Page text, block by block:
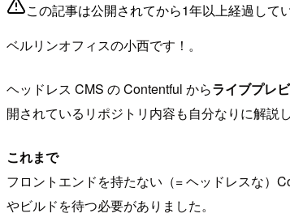
この記事は公開されてから1年以上経過して
ベルリンオフィスの小西です！。
ヘッドレス CMS の Contentful からライブプレ
開されているリポジトリ内容も自分なりに解説し
これまで
フロントエンドを持たない（= ヘッドレスな）
やビルドを待つ必要がありました。